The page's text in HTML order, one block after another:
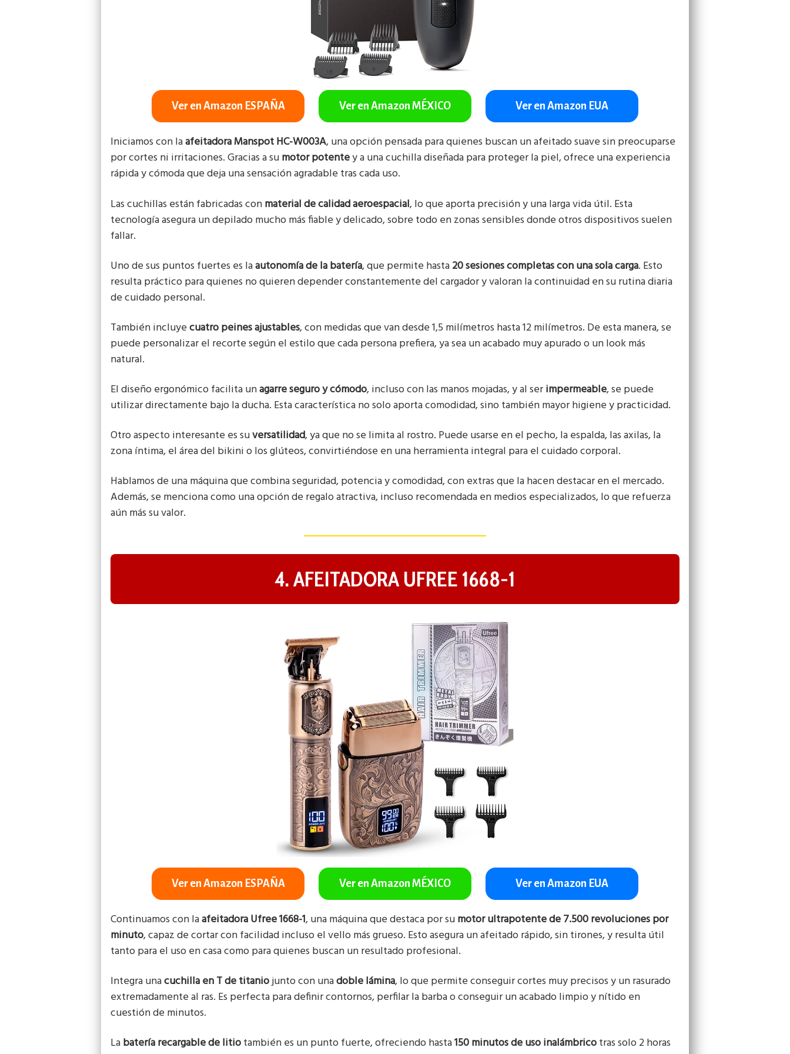
Ver en Amazon ESPAÑA Ver en Amazon MÉXICO Ver en Amazon EUA
Iniciamos con laafeitadora Manspot HC-W003A, una opción pensada para quienes buscan un afeitado suave sin preocuparse
por cortes ni irritaciones. Gracias a sumotor potentey a una cuchilla diseñada para proteger la piel, ofrece una experiencia
rápida y cómoda que deja una sensación agradable tras cada uso.
Las cuchillas están fabricadas conmaterial de calidad aeroespacial, lo que aporta precisión y una larga vida útil. Esta
tecnología asegura un depilado mucho más fiable y delicado, sobre todo en zonas sensibles donde otros dispositivos suelen
fallar.
Uno de sus puntos fuertes es laautonomía de la batería, que permite hasta20 sesiones completas con una sola carga. Esto
resulta práctico para quienes no quieren depender constantemente del cargador y valoran la continuidad en su rutina diaria
de cuidado personal.
También incluyecuatro peines ajustables, con medidas que van desde 1,5 milímetros hasta 12 milímetros. De esta manera, se
puede personalizar el recorte según el estilo que cada persona prefiera, ya sea un acabado muy apurado o un look más
natural.
El diseño ergonómico facilita unagarre seguro y cómodo, incluso con las manos mojadas, y al serimpermeable, se puede
utilizar directamente bajo la ducha. Esta característica no solo aporta comodidad, sino también mayor higiene y practicidad.
Otro aspecto interesante es suversatilidad, ya que no se limita al rostro. Puede usarse en el pecho, la espalda, las axilas, la
zona íntima, el área del bikini o los glúteos, convirtiéndose en una herramienta integral para el cuidado corporal.
Hablamos de una máquina que combina seguridad, potencia y comodidad, con extras que la hacen destacar en el mercado.
Además, se menciona como una opción de regalo atractiva, incluso recomendada en medios especializados, lo que refuerza
aún más su valor.
4. AFEITADORA UFREE ‎1668-1
Ver en Amazon ESPAÑA Ver en Amazon MÉXICO Ver en Amazon EUA
Continuamos con laafeitadora Ufree 1668-1, una máquina que destaca por sumotor ultrapotente de 7.500 revoluciones por
minuto, capaz de cortar con facilidad incluso el vello más grueso. Esto asegura un afeitado rápido, sin tirones, y resulta útil
tanto para el uso en casa como para quienes buscan un resultado profesional.
Integra unacuchilla en T de titaniojunto con unadoble lámina, lo que permite conseguir cortes muy precisos y un rasurado
extremadamente al ras. Es perfecta para definir contornos, perfilar la barba o conseguir un acabado limpio y nítido en
cuestión de minutos.
Labatería recargable de litiotambién es un punto fuerte, ofreciendo hasta150 minutos de uso inalámbricotras solo 2 horas